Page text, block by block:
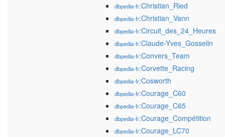
dbpedia-fr:Christian_Ried
dbpedia-fr:Christian_Vann
dbpedia-fr:Circuit_des_24_Heures
dbpedia-fr:Claude-Yves_Gosselin
dbpedia-fr:Convers_Team
dbpedia-fr:Corvette_Racing
dbpedia-fr:Cosworth
dbpedia-fr:Courage_C60
dbpedia-fr:Courage_C65
dbpedia-fr:Courage_Compétition
dbpedia-fr:Courage_LC70